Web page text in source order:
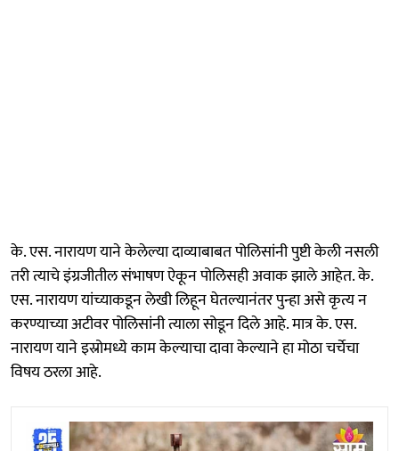
के. एस. नारायण याने केलेल्या दाव्याबाबत पोलिसांनी पुष्टी केली नसली
तरी त्याचे इंग्रजीतील संभाषण ऐकून पोलिसही अवाक झाले आहेत. के.
एस. नारायण यांच्याकडून लेखी लिहून घेतल्यानंतर पुन्हा असे कृत्य न
करण्याच्या अटीवर पोलिसांनी त्याला सोडून दिले आहे. मात्र के. एस.
नारायण याने इस्रोमध्ये काम केल्याचा दावा केल्याने हा मोठा चर्चेचा
विषय ठरला आहे.